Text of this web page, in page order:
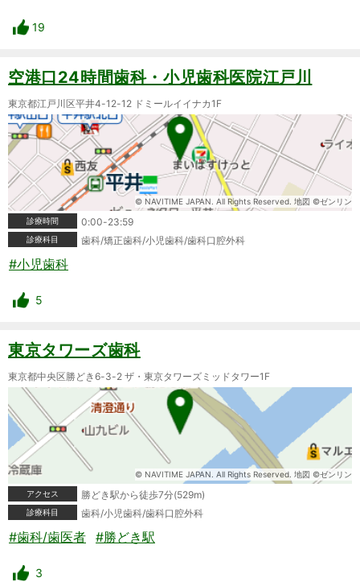
19
空港口24時間歯科・小児歯科医院江戸川
東京都江戸川区平井4-12-12 ドミールイイナカ1F
© NAVITIME JAPAN. All Rights Reserved. 地図 ©ゼンリン
診療時間
0:00-23:59
診療科目 歯科/矯正歯科/小児歯科/歯科口腔外科
#小児歯科
5
東京タワーズ歯科
東京都中央区勝どき6-3-2 ザ・東京タワーズミッドタワー1F
© NAVITIME JAPAN. All Rights Reserved. 地図 ©ゼンリン
アクセス
勝どき駅から徒歩7分(529m)
診療科目 歯科/小児歯科/歯科口腔外科
#歯科/歯医者 #勝どき駅
3